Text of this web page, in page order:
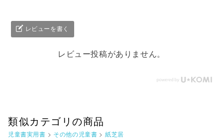
レビューを書く
レビュー投稿がありません。
類似カテゴリの商品
児童書実用書 > その他の児童書 > 紙芝居